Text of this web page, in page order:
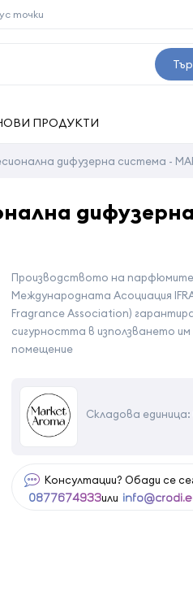
точки
ПРОДУКТИ
дифузерна система -
Производството на парфюмите
Международната Асоциация
Fragrance Association)
сигурността в използването
помещение
Складова единица:
Консултации? Обади се
0877674933или